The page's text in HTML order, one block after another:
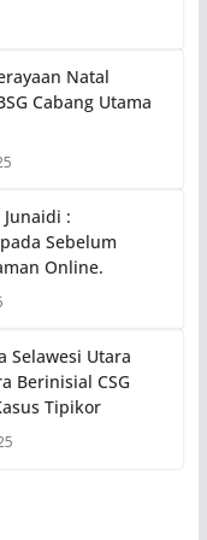
Natal
Cabang Utama
:
Sebelum
Online.
Selawesi Utara
Berinisial CSG
Tipikor